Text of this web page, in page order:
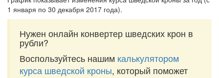
1 января по 30 декабря 2017 года).
Нужен онлайн конвертер шведских крон в
рубли?
Воспользуйтесь нашим калькулятором
курса шведской кроны, который поможет